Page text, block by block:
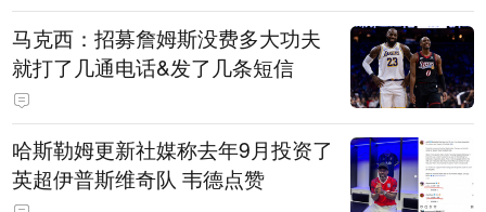
马克西：招募詹姆斯没费多大功夫
就打了几通电话&发了几条短信
哈斯勒姆更新社媒称去年9月投资了
英超伊普斯维奇队 韦德点赞